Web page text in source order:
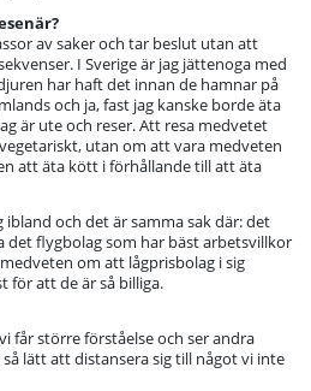
av saker och tar beslut utan att
I Sverige är jag jättenoga med
har haft det innan de hamnar på
och ja, fast jag kanske borde äta
är ute och reser. Att resa medvetet
utan om att vara medveten
att äta kött i förhållande till att äta
ibland och det är samma sak där: det
det flygbolag som har bäst arbetsvillkor
om att lågprisbolag i sig
för att de är så billiga.
får större förståelse och ser andra
lätt att distansera sig till något vi inte